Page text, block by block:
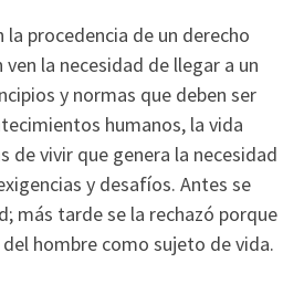
la procedencia de un derecho
la necesidad de llegar a un
y normas que deben ser
humanos, la vida
de vivir que genera la necesidad
y desafíos. Antes se
más tarde se la rechazó porque
hombre como sujeto de vida.